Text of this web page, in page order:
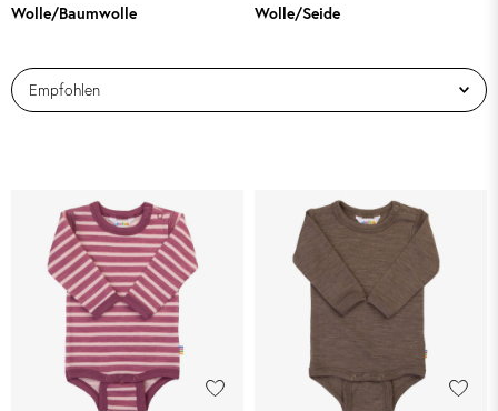
Wolle/Baumwolle Wolle/Seide